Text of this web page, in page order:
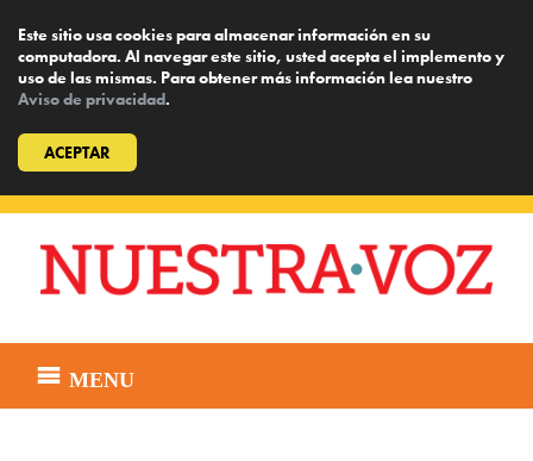
Este sitio usa cookies para almacenar información en su
computadora. Al navegar este sitio, usted acepta el implemento y
uso de las mismas. Para obtener más información lea nuestro
Aviso de privacidad.
ACEPTAR
content
MENU